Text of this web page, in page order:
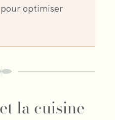
optimiser
la cuisine